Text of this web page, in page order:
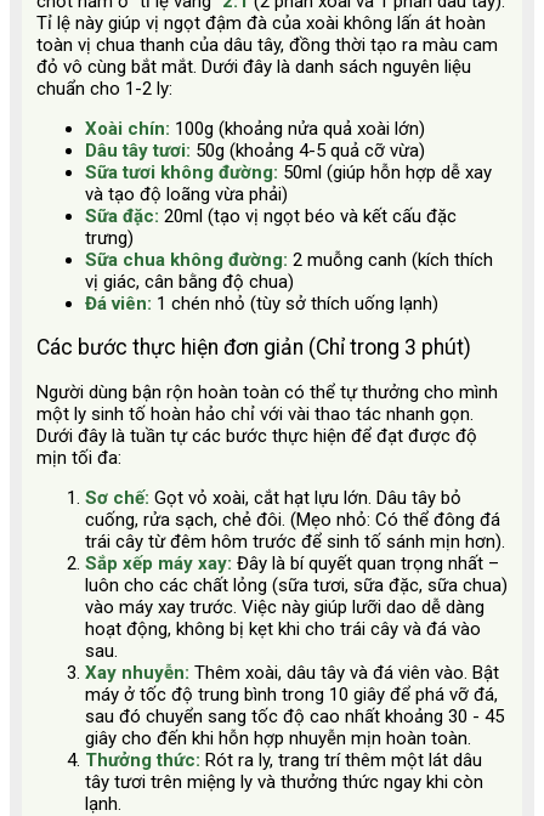
Tỉ lệ này giúp vị ngọt đậm đà của xoài không lấn át hoàn
toàn vị chua thanh của dâu tây, đồng thời tạo ra màu cam
đỏ vô cùng bắt mắt. Dưới đây là danh sách nguyên liệu
chuẩn cho 1-2 ly:
Xoài chín: 100g (khoảng nửa quả xoài lớn)
Dâu tây tươi: 50g (khoảng 4-5 quả cỡ vừa)
Sữa tươi không đường: 50ml (giúp hỗn hợp dễ xay
và tạo độ loãng vừa phải)
Sữa đặc: 20ml (tạo vị ngọt béo và kết cấu đặc
trưng)
Sữa chua không đường: 2 muỗng canh (kích thích
vị giác, cân bằng độ chua)
Đá viên: 1 chén nhỏ (tùy sở thích uống lạnh)
Các bước thực hiện đơn giản (Chỉ trong 3 phút)
Người dùng bận rộn hoàn toàn có thể tự thưởng cho mình
một ly sinh tố hoàn hảo chỉ với vài thao tác nhanh gọn.
Dưới đây là tuần tự các bước thực hiện để đạt được độ
mịn tối đa:
Sơ chế: Gọt vỏ xoài, cắt hạt lựu lớn. Dâu tây bỏ
cuống, rửa sạch, chẻ đôi. (Mẹo nhỏ: Có thể đông đá
trái cây từ đêm hôm trước để sinh tố sánh mịn hơn).
Sắp xếp máy xay: Đây là bí quyết quan trọng nhất –
luôn cho các chất lỏng (sữa tươi, sữa đặc, sữa chua)
vào máy xay trước. Việc này giúp lưỡi dao dễ dàng
hoạt động, không bị kẹt khi cho trái cây và đá vào
sau.
Xay nhuyễn: Thêm xoài, dâu tây và đá viên vào. Bật
máy ở tốc độ trung bình trong 10 giây để phá vỡ đá,
sau đó chuyển sang tốc độ cao nhất khoảng 30 - 45
giây cho đến khi hỗn hợp nhuyễn mịn hoàn toàn.
Thưởng thức: Rót ra ly, trang trí thêm một lát dâu
tây tươi trên miệng ly và thưởng thức ngay khi còn
lạnh.